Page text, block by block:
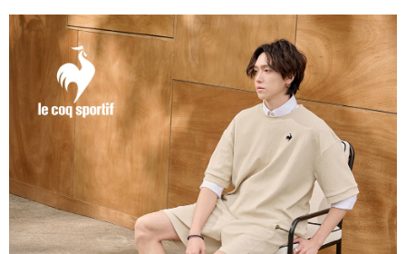
【繳款方式說明】
1.分期款項不併入電信帳單，「大哥付你分期」於每月結算日後寄送繳費提
醒簡訊。
2.透過簡訊連結打開帳單後，可選擇「超商條碼／台灣大直營門市／銀行轉
帳／街口支付／iPASS MONEY」等通路繳費。
【注意事項】
1.本服務係由「台灣大哥大股份有限公司」（以下簡稱本公司）所提供，讓
用戶於交易時，得透過本服務購買商品或服務，並由商店將買賣／分期付款
買賣價金債權讓與本公司後，依約使用本公司帳單繳交帳款。
2.基於同意付款使用「大哥付你分期」之契約關係目的，商店將以您的個人
資料（包含姓名、電話或地址）提供予台灣大哥大進項蒐集、處理及利用，
由本公司與您本人進行分期帳單所需資料之確認、核對及更正。
3.完整用戶服務條款，請詳閱以下連結：https://oppay.tw/userRule
【「AFTEE先享後付」結帳流程】
１．於結帳方式選擇「AFTEE先享後付」後，將跳轉至「AFTEE先享後付」
結帳頁面，進行簡訊認證並確認金額後，即可完成結帳。
２．訂單成立數日內，您將收到繳費通知簡訊。
３．收到繳費通知簡訊後14天內，點擊此簡訊中的連結，可透過四大超商／
ATM／網路銀行／等多元方式進行付款，方視為交易完成。
※ 請注意：結帳手續完成當下不需立刻繳費，但若您需要取消訂單，請聯絡
購買商品的店家。未經商家同意取消之訂單仍視為有效，需透過AFTEE先享
※ 交易是否成功請以「AFTEE先享後付 」之結帳頁面顯示為準，若有關於
是否繳費成功／繳費後需取消欲退款等相關疑問，請聯繫「AFTEE先享後付
客戶支援中心」https://netprotections.freshdesk.com/support/home
全家取貨付款
免運費
付款後全家取貨
付款後萊爾富取貨
免運費
7-11取貨付款